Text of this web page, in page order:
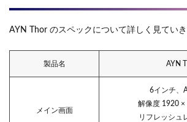
AYN Thor のスペックについて詳しく見ていき
製品名 AYN
メイン画面
6インチ、
解像度 1920
リフレッシュ